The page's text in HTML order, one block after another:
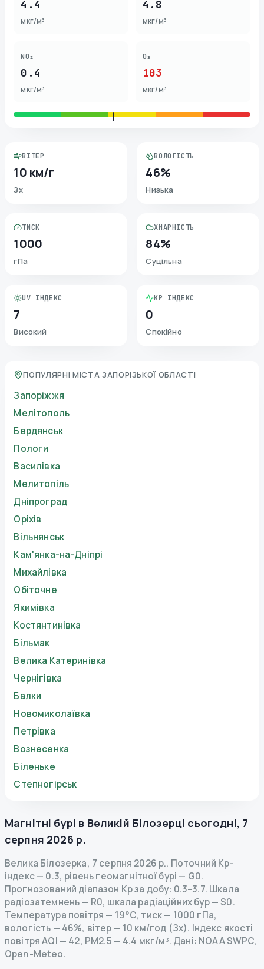
4.4
мкг/м³
4.8
мкг/м³
NO₂
0.4
мкг/м³
O₃
103
мкг/м³
ВІТЕР
10 км/г
Зх
ВОЛОГІСТЬ
46%
Низька
ТИСК
1000
гПа
ХМАРНІСТЬ
84%
Суцільна
UV ІНДЕКС
7
Високий
KP ІНДЕКС
0
Спокійно
ПОПУЛЯРНІ МІСТА ЗАПОРІЗЬКОЇ ОБЛАСТІ
Запоріжжя
Мелітополь
Бердянськ
Пологи
Василівка
Мелитопіль
Дніпроград
Оріхів
Вільнянськ
Кам'янка-на-Дніпрі
Михайлівка
Обіточне
Якимівка
Костянтинівка
Більмак
Велика Катеринівка
Чернігівка
Балки
Новомиколаївка
Петрівка
Вознесенка
Біленьке
Степногірськ
Магнітні бурі в Великій Білозерці сьогодні, 7
серпня 2026 р.
Велика Білозерка, 7 серпня 2026 р.. Поточний Kp-
індекс— 0.3, рівень геомагнітної бурі — G0.
Прогнозований діапазон Kp за добу: 0.3–3.7. Шкала
радіозатемнень— R0, шкала радіаційних бур— S0.
Температура повітря — 19°C, тиск — 1000 гПа,
вологість — 46%, вітер — 10 км/год (Зх). Індекс якості
повітря AQI — 42, PM2.5 — 4.4 мкг/м³. Дані: NOAA SWPC,
Open-Meteo.